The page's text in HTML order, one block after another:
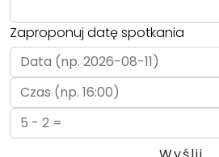
Zaproponuj datę spotkania